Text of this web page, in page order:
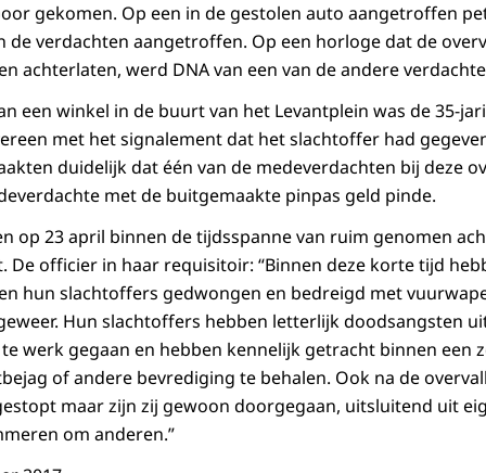
gekomen. Op een in de gestolen auto aangetroffen
de verdachten aangetroffen. Op een horloge dat de
achterlaten, werd DNA van een van de andere
een winkel in de buurt van het Levantplein was de 35-
met het signalement dat het slachtoffer had
duidelijk dat één van de medeverdachten bij deze
met de buitgemaakte pinpas geld pinde.
op 23 april binnen de tijdsspanne van ruim genomen
De officier in haar requisitoir: “Binnen deze korte tijd
hun slachtoffers gedwongen en bedreigd met
Hun slachtoffers hebben letterlijk doodsangsten
werk gegaan en hebben kennelijk getracht binnen een
of andere bevrediging te behalen. Ook na de
maar zijn zij gewoon doorgegaan, uitsluitend uit
om anderen.”